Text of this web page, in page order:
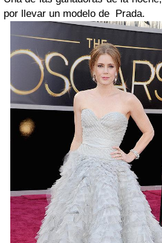
por llevar un modelo de Prada.